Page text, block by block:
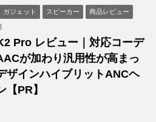
ガジェット スピーカー 商品レビュー
Pro レビュー｜対応コーデ
が加わり汎用性が高まっ
ザインハイブリットANCヘ
【PR】